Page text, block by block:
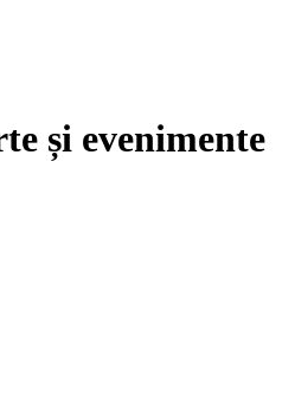
și evenimente